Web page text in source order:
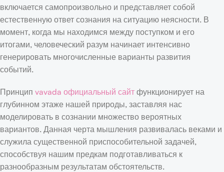
включается самопроизвольно и представляет собой
естественную ответ сознания на ситуацию неясности. В
момент, когда мы находимся между поступком и его
итогами, человеческий разум начинает интенсивно
генерировать многочисленные варианты развития
событий.
Принцип vavada официальный сайт функционирует на
глубинном этаже нашей природы, заставляя нас
моделировать в сознании множество вероятных
вариантов. Данная черта мышления развивалась веками и
служила существенной приспособительной задачей,
способствуя нашим предкам подготавливаться к
разнообразным результатам обстоятельств.